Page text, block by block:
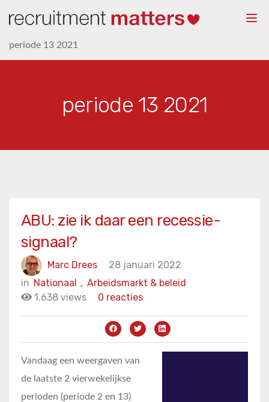
periode 13 2021
periode 13 2021
ABU: zie ik daar een recessie-
signaal?
Marc Drees
28 januari 2022
in
Arbeidsmarkt & beleid
Nationaal ,
1.638 views
0 reacties
Vandaag een weergaven van
de laatste 2 vierwekelijkse
perioden (periode 2 en 13)